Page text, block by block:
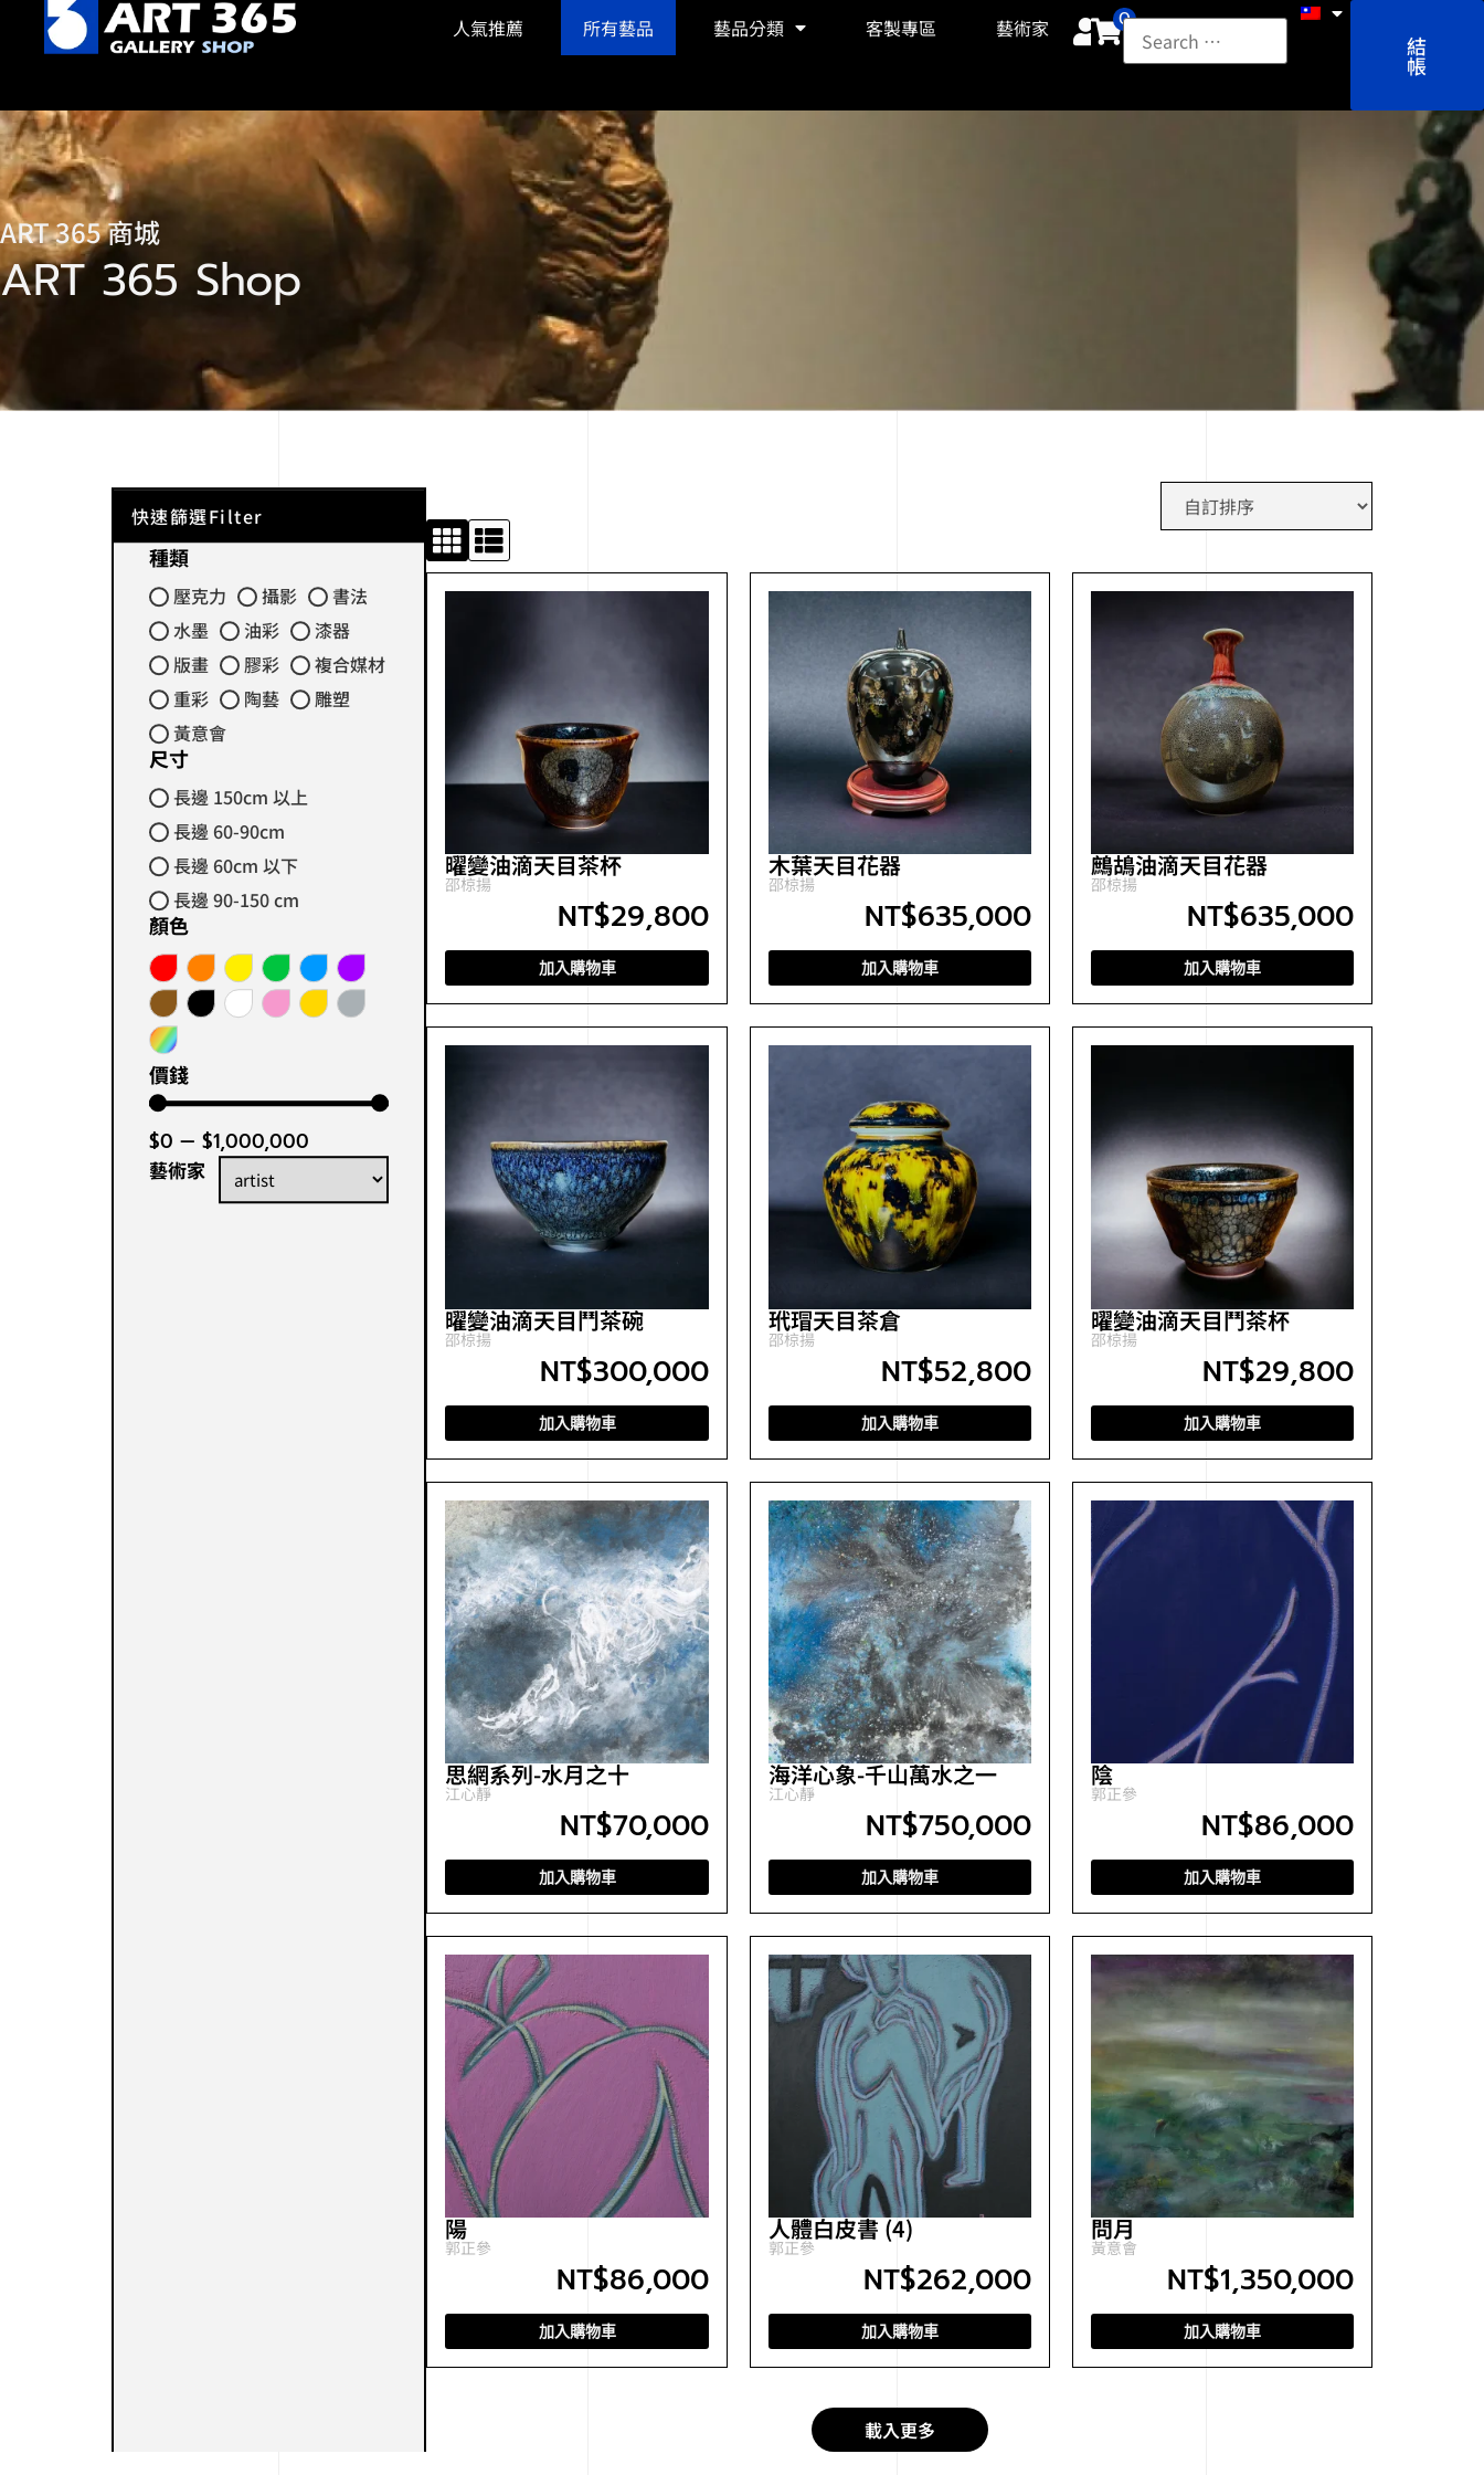
人氣推薦 所有藝品 藝品分類 客製專區 藝術家 0
結
帳
ART 365 商城
ART 365 Shop
快速篩選Filter
種類
壓克力 攝影
書法
水墨
油彩
漆器
版畫
膠彩
複合媒材
重彩
陶藝
雕塑
黃意會
尺寸
長邊 150cm 以上
長邊 60-90cm
長邊 60cm 以下
長邊 90-150 cm
顏色
價錢
$0 — $1,000,000
藝術家
曜變油滴天目茶杯
邵椋揚
NT$29,800
加入購物車
木葉天目花器
邵椋揚
NT$635,000
加入購物車
鷓鴣油滴天目花器
邵椋揚
NT$635,000
加入購物車
曜變油滴天目鬥茶碗
邵椋揚
NT$300,000
加入購物車
玳瑁天目茶倉
邵椋揚
NT$52,800
加入購物車
曜變油滴天目鬥茶杯
邵椋揚
NT$29,800
加入購物車
思網系列-水月之十
江心靜
NT$70,000
加入購物車
海洋心象-千山萬水之一
江心靜
NT$750,000
加入購物車
陰
郭正參
NT$86,000
加入購物車
陽
郭正參
NT$86,000
加入購物車
人體白皮書 (4)
郭正參
NT$262,000
加入購物車
問月
黃意會
NT$1,350,000
加入購物車
載入更多